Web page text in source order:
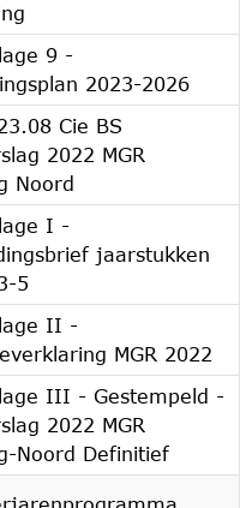
9 -
2023-2026
Cie BS
2022 MGR
Noord
I -
jaarstukken
5
II -
MGR 2022
III - Gestempeld -
2022 MGR
Noord Definitief